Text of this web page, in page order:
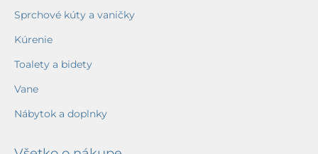
Sprchové kúty a vaničky
Kúrenie
Toalety a bidety
Vane
Nábytok a doplnky